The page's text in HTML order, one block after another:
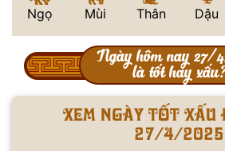
Ngọ Mùi Thân Dậu
Ngày hôm nay 27/
là tốt hay xấu?
Xem ngày tốt xấu
27/4/2025